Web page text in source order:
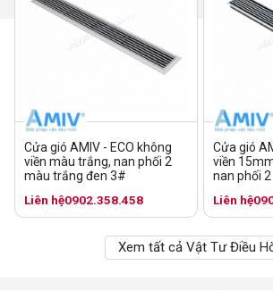
Cửa gió AMIV - ECO không
viền màu trắng, nan phối 2
màu trắng đen 3#
Liên hệ0902.358.458
Cửa gió
viền
nan phối
Liên hệ
Xem tất cả Vật Tư Điều